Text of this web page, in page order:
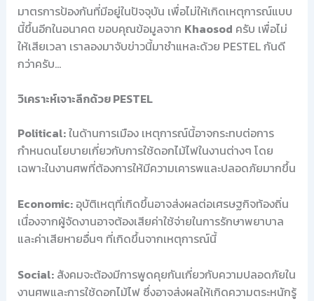
มาตรการป้องกันที่มีอยู่ในปัจจุบัน เพื่อไม่ให้เกิดเหตุการณ์แบบ
นี้ขึ้นอีกในอนาคต ขอบคุณข้อมูลจาก Khaosod ครับ เพื่อไม่
ให้เสียเวลา เราลองมาจับข่าวนี้มาชำแหละด้วย PESTEL กันดี
กว่าครับ…
วิเคราะห์เจาะลึกด้วย PESTEL
Political:ในด้านการเมือง เหตุการณ์นี้อาจกระทบต่อการ
กำหนดนโยบายเกี่ยวกับการใช้ดอกไม้ไฟในงานต่างๆ โดย
เฉพาะในงานศพที่ต้องการให้มีความเคารพและปลอดภัยมากขึ้น
Economic:อุบัติเหตุที่เกิดขึ้นอาจส่งผลต่อเศรษฐกิจท้องถิ่น
เนื่องจากผู้จัดงานอาจต้องเสียค่าใช้จ่ายในการรักษาพยาบาล
และค่าเสียหายอื่นๆ ที่เกิดขึ้นจากเหตุการณ์นี้
Social:สังคมจะต้องมีการพูดคุยกันเกี่ยวกับความปลอดภัยใน
งานศพและการใช้ดอกไม้ไฟ ซึ่งอาจส่งผลให้เกิดความตระหนักรู้